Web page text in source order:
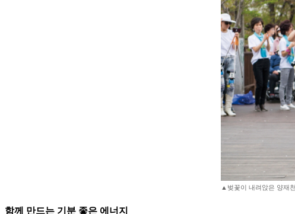
▲벚꽃이 내려앉은 양재
함께 만드는 기분 좋은 에너지